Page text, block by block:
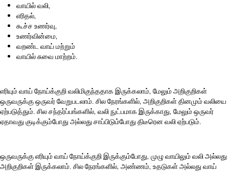
வாயில் வலி,
எரிதல்,
கூச்ச உணர்வு,
உணர்வின்மை,
வறண்ட வாய் மற்றும்
வாயில் சுவை மாற்றம்.
எரியும் வாய் நோய்க்குறி வலிமிகுந்ததாக இருக்கலாம், மேலும் அறிகுறிகள்
ஒருவருக்கு ஒருவர் வேறுபடலாம். சில நேரங்களில், அறிகுறிகள் தினமும் வலியை
ஏற்படுத்தும். சில சந்தர்ப்பங்களில், வலி நுட்பமாக இருக்காது, மேலும் ஒருவர்
ஏதாவது குடிக்கும்போது அல்லது சாப்பிடும்போது திடீரென வலி ஏற்படும்.
ஒருவருக்கு எரியும் வாய் நோய்க்குறி இருக்கும்போது, முழு வாயிலும் வலி அல்லது
அறிகுறிகள் இருக்கலாம். சில நேரங்களில், அண்ணம், உதடுகள் அல்லது வாய்